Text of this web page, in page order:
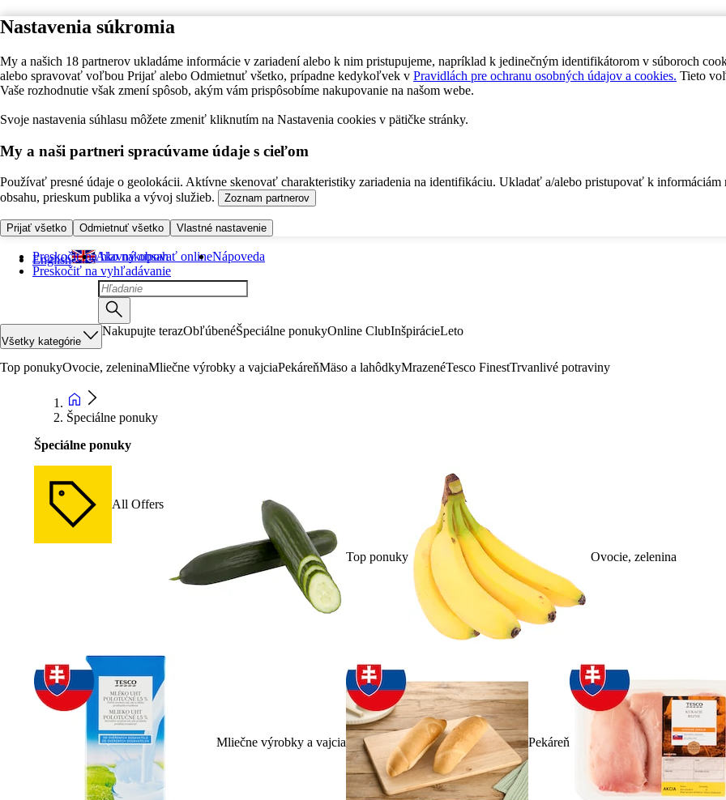
Nastavenia súkromia
My a našich 18 partnerov ukladáme informácie v zariadení alebo k nim pristupujeme, napríklad k jedinečným identifikátorom v súboroch
alebo spravovať voľbou Prijať alebo Odmietnuť všetko, prípadne kedykoľvek v Pravidlách pre ochranu osobných údajov a cookies. Tieto
Vaše rozhodnutie však zmení spôsob, akým vám prispôsobíme nakupovanie na našom webe.
Svoje nastavenia súhlasu môžete zmeniť kliknutím na Nastavenia cookies v pätičke stránky.
My a naši partneri spracúvame údaje s cieľom
Používať presné údaje o geolokácii. Aktívne skenovať charakteristiky zariadenia na identifikáciu. Ukladať a/alebo pristupovať k informáciám
obsahu, prieskum publika a vývoj služieb.
Zoznam partnerov
Prijať všetko Odmietnuť všetko Vlastné nastavenie
Preskočiť na hlavný obsah
Preskočiť na vyhľadávanie
English Ako nakupovať onlineNápoveda
Všetky kategórie
Nakupujte terazObľúbenéŠpeciálne ponukyOnline ClubInšpirácieLeto
Top ponukyOvocie, zeleninaMliečne výrobky a vajciaPekáreňMäso a lahôdkyMrazenéTesco FinestTrvanlivé potraviny
Špeciálne ponuky
Špeciálne ponuky
All Offers
Top ponuky Ovocie, zelenina
Mliečne výrobky a vajcia Pekáreň